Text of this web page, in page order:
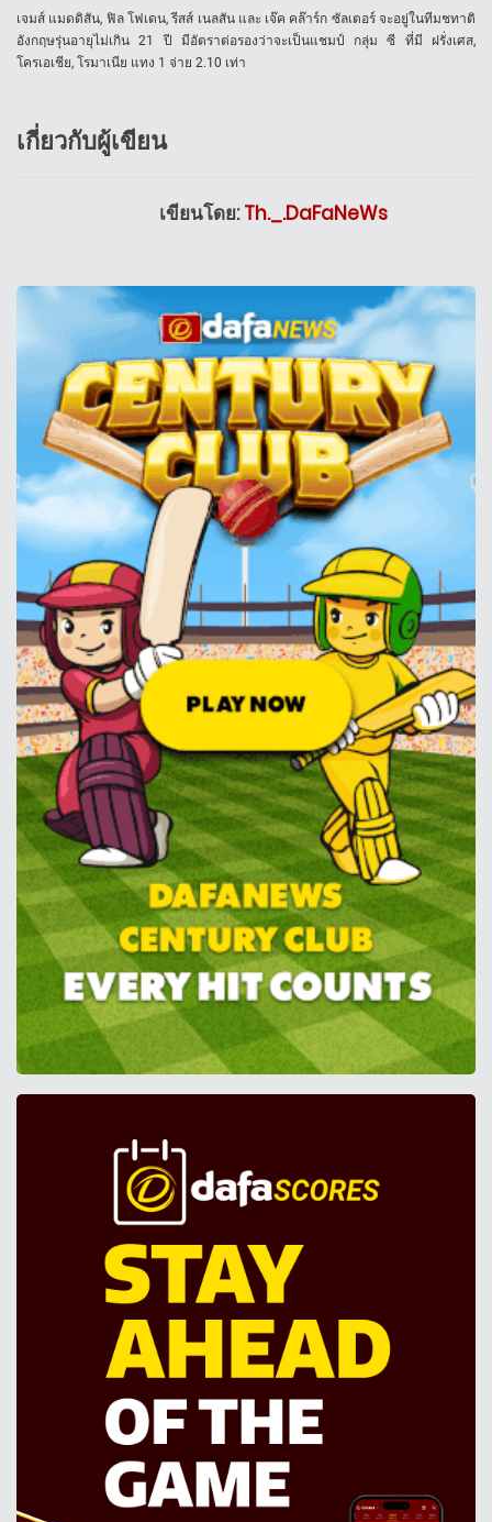
เจมส์ แมดดิสัน, ฟิล โฟเดน, รีสส์ เนลสัน และ เจ๊ค คล๊าร์ก ซัลเตอร์ จะอยู่ในทีมชทาติ
อังกฤษรุ่นอายุไม่เกิน 21 ปี มีอัตราต่อรองว่าจะเป็นแชมป์ กลุ่ม ซี ที่มี ฝรั่งเศส,
โครเอเชีย, โรมาเนีย แทง 1 จ่าย 2.10 เท่า
เกี่ยวกับผู้เขียน
เขียนโดย:Th._.DaFaNeWs